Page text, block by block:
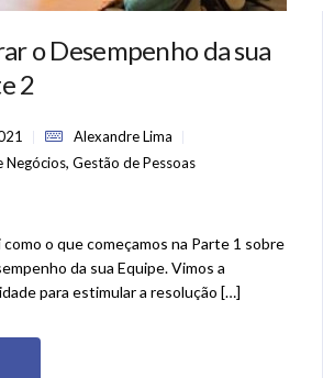
o Desempenho da sua
2
Alexandre Lima
Negócios, Gestão de Pessoas
o que começamos na Parte 1 sobre
da sua Equipe. Vimos a
para estimular a resolução […]